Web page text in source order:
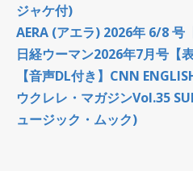
ジャケ付)
AERA (アエラ) 2026年 6/8 号
日経ウーマン2026年7月号【
【音声DL付き】CNN
ウクレレ・マガジンVol.35
ュージック・ムック)